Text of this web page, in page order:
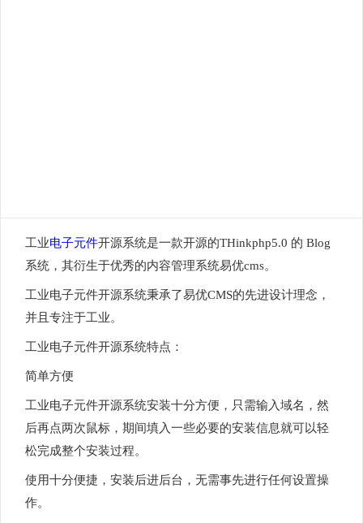
工业电子元件开源系统是一款开源的THinkphp5.0 的 Blog
系统，其衍生于优秀的内容管理系统易优cms。
工业电子元件开源系统秉承了易优CMS的先进设计理念，
并且专注于工业。
工业电子元件开源系统特点：
简单方便
工业电子元件开源系统安装十分方便，只需输入域名，然
后再点两次鼠标，期间填入一些必要的安装信息就可以轻
松完成整个安装过程。
使用十分便捷，安装后进后台，无需事先进行任何设置操
作。